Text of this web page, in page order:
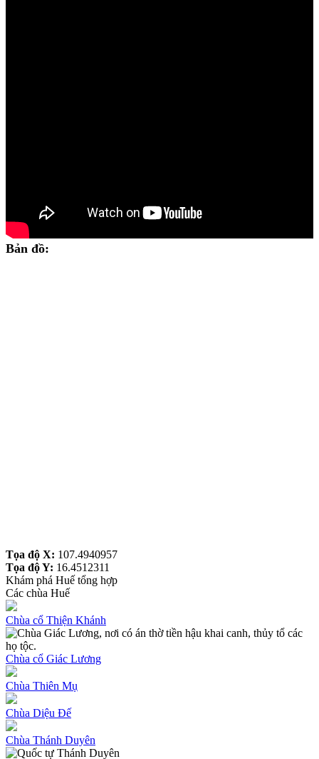
Bản đồ:
Tọa độ X: 107.4940957
Tọa độ Y: 16.4512311
Khám phá Huế tổng hợp
Các chùa Huế
Chùa cổ Thiện Khánh
Chùa cổ Giác Lương
Chùa Thiên Mụ
Chùa Diệu Đế
Chùa Thánh Duyên